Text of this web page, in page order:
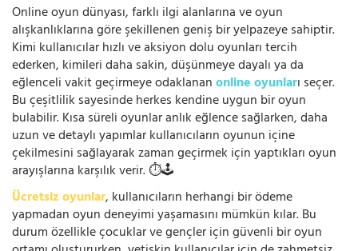
Online oyun dünyası, farklı ilgi alanlarına ve oyun
alışkanlıklarına göre şekillenen geniş bir yelpazeye sahiptir.
Kimi kullanıcılar hızlı ve aksiyon dolu oyunları tercih
ederken, kimileri daha sakin, düşünmeye dayalı ya da
eğlenceli vakit geçirmeye odaklananonline oyunları seçer.
Bu çeşitlilik sayesinde herkes kendine uygun bir oyun
bulabilir. Kısa süreli oyunlar anlık eğlence sağlarken, daha
uzun ve detaylı yapımlar kullanıcıların oyunun içine
çekilmesini sağlayarak zaman geçirmek için yaptıkları oyun
arayışlarına karşılık verir. ⏱️🕹️
Ücretsiz oyunlar, kullanıcıların herhangi bir ödeme
yapmadan oyun deneyimi yaşamasını mümkün kılar. Bu
durum özellikle çocuklar ve gençler için güvenli bir oyun